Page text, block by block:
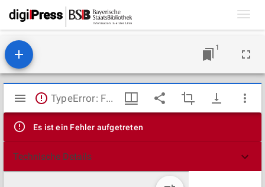
1
Mirador
Viewer
TypeError: Failed to fetch
Es ist ein Fehler aufgetreten
Technische Details